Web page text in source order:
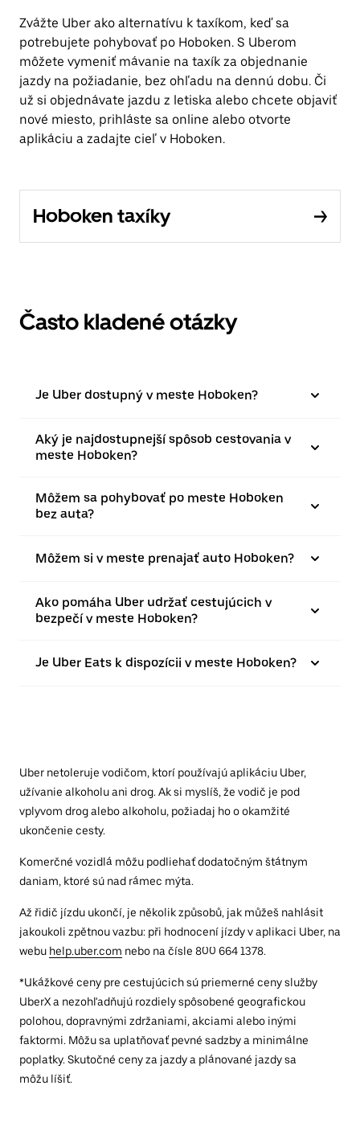
Zvážte Uber ako alternatívu k taxíkom, keď sa
potrebujete pohybovať po Hoboken. S Uberom
môžete vymeniť mávanie na taxík za objednanie
jazdy na požiadanie, bez ohľadu na dennú dobu. Či
už si objednávate jazdu z letiska alebo chcete objaviť
nové miesto, prihláste sa online alebo otvorte
aplikáciu a zadajte cieľ v Hoboken.
Hoboken taxíky
Často kladené otázky
Je Uber dostupný v meste Hoboken?
Aký je najdostupnejší spôsob cestovania v
meste Hoboken?
Môžem sa pohybovať po meste Hoboken
bez auta?
Môžem si v meste prenajať auto Hoboken?
Ako pomáha Uber udržať cestujúcich v
bezpečí v meste Hoboken?
Je Uber Eats k dispozícii v meste Hoboken?
Uber netoleruje vodičom, ktorí používajú aplikáciu Uber,
užívanie alkoholu ani drog. Ak si myslíš, že vodič je pod
vplyvom drog alebo alkoholu, požiadaj ho o okamžité
ukončenie cesty.
Komerčné vozidlá môžu podliehať dodatočným štátnym
daniam, ktoré sú nad rámec mýta.
Až řidič jízdu ukončí, je několik způsobů, jak můžeš nahlásit
jakoukoli zpětnou vazbu: při hodnocení jízdy v aplikaci Uber, na
webu help.uber.com nebo na čísle 800 664 1378.
*Ukážkové ceny pre cestujúcich sú priemerné ceny služby
UberX a nezohľadňujú rozdiely spôsobené geografickou
polohou, dopravnými zdržaniami, akciami alebo inými
faktormi. Môžu sa uplatňovať pevné sadzby a minimálne
poplatky. Skutočné ceny za jazdy a plánované jazdy sa
môžu líšiť.